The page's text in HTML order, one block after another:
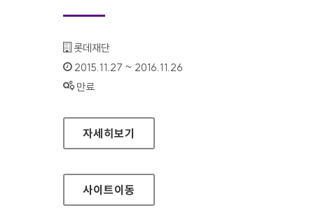
기관명 :
롯데재단
인증기간 :
2015.11.27 ~ 2016.11.26
상태 :
만료
롯데재단(국문) 홈페이지
자세히보기
사이트이동